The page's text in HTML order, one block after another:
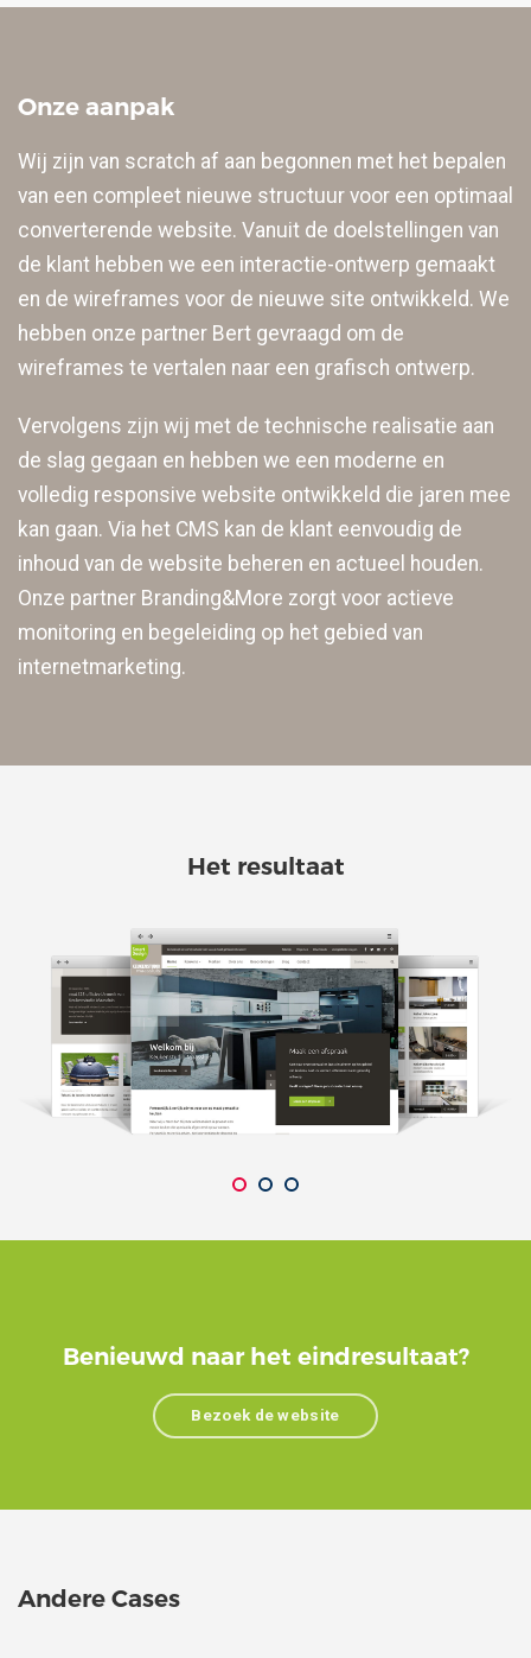
Onze aanpak
Wij zijn van scratch af aan begonnen met het bepalen
van een compleet nieuwe structuur voor een optimaal
converterende website. Vanuit de doelstellingen van
de klant hebben we een interactie-ontwerp gemaakt
en de wireframes voor de nieuwe site ontwikkeld. We
hebben onze partner Bert gevraagd om de
wireframes te vertalen naar een grafisch ontwerp.
Vervolgens zijn wij met de technische realisatie aan
de slag gegaan en hebben we een moderne en
volledig responsive website ontwikkeld die jaren mee
kan gaan. Via het CMS kan de klant eenvoudig de
inhoud van de website beheren en actueel houden.
Onze partner Branding&More zorgt voor actieve
monitoring en begeleiding op het gebied van
internetmarketing.
Het resultaat
Benieuwd naar het eindresultaat?
Bezoek de website
Andere Cases